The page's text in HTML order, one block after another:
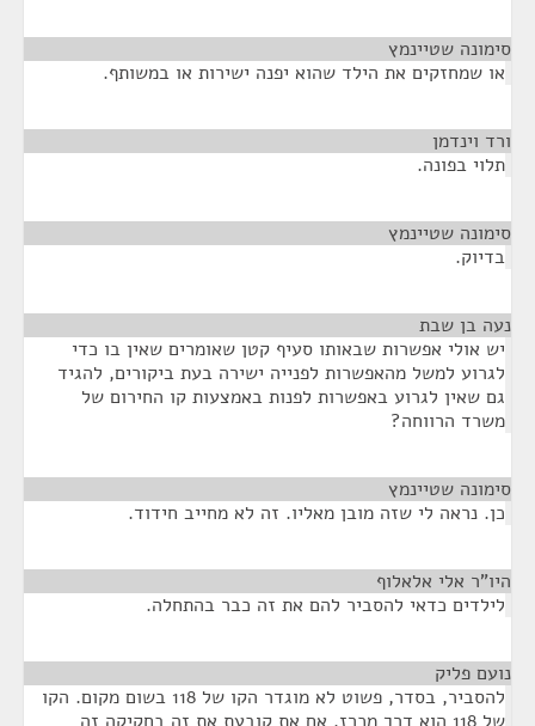
סימונה שטיינמץ
או שמחזקים את הילד שהוא יפנה ישירות או במשותף.
ורד וינדמן
תלוי בפונה.
סימונה שטיינמץ
בדיוק.
נעה בן שבת
יש אולי אפשרות שבאותו סעיף קטן שאומרים שאין בו כדי
לגרוע למשל מהאפשרות לפנייה ישירה בעת ביקורים, להגיד
גם שאין לגרוע באפשרות לפנות באמצעות קו החירום של
משרד הרווחה?
סימונה שטיינמץ
כן. נראה לי שזה מובן מאליו. זה לא מחייב חידוד.
היו"ר אלי אלאלוף
לילדים כדאי להסביר להם את זה כבר בהתחלה.
נועם פליק
להסביר, בסדר, פשוט לא מוגדר הקו של 118 בשום מקום. הקו